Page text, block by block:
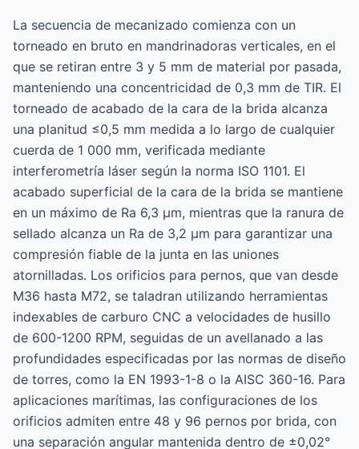
La secuencia de mecanizado comienza con un
torneado en bruto en mandrinadoras verticales, en el
que se retiran entre 3 y 5 mm de material por pasada,
manteniendo una concentricidad de 0,3 mm de TIR. El
torneado de acabado de la cara de la brida alcanza
una planitud ≤0,5 mm medida a lo largo de cualquier
cuerda de 1 000 mm, verificada mediante
interferometría láser según la norma ISO 1101. El
acabado superficial de la cara de la brida se mantiene
en un máximo de Ra 6,3 μm, mientras que la ranura de
sellado alcanza un Ra de 3,2 μm para garantizar una
compresión fiable de la junta en las uniones
atornilladas. Los orificios para pernos, que van desde
M36 hasta M72, se taladran utilizando herramientas
indexables de carburo CNC a velocidades de husillo
de 600-1200 RPM, seguidas de un avellanado a las
profundidades especificadas por las normas de diseño
de torres, como la EN 1993-1-8 o la AISC 360-16. Para
aplicaciones marítimas, las configuraciones de los
orificios admiten entre 48 y 96 pernos por brida, con
una separación angular mantenida dentro de ±0,02°